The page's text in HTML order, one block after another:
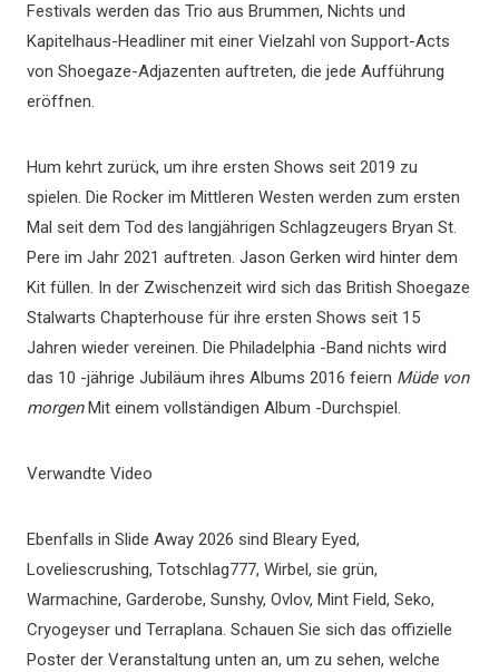
Festivals werden das Trio aus Brummen, Nichts und
Kapitelhaus-Headliner mit einer Vielzahl von Support-Acts
von Shoegaze-Adjazenten auftreten, die jede Aufführung
eröffnen.
Hum kehrt zurück, um ihre ersten Shows seit 2019 zu
spielen. Die Rocker im Mittleren Westen werden zum ersten
Mal seit dem Tod des langjährigen Schlagzeugers Bryan St.
Pere im Jahr 2021 auftreten. Jason Gerken wird hinter dem
Kit füllen. In der Zwischenzeit wird sich das British Shoegaze
Stalwarts Chapterhouse für ihre ersten Shows seit 15
Jahren wieder vereinen. Die Philadelphia -Band nichts wird
das 10 -jährige Jubiläum ihres Albums 2016 feiern Müde von
morgenMit einem vollständigen Album -Durchspiel.
Verwandte Video
Ebenfalls in Slide Away 2026 sind Bleary Eyed,
Loveliescrushing, Totschlag777, Wirbel, sie grün,
Warmachine, Garderobe, Sunshy, Ovlov, Mint Field, Seko,
Cryogeyser und Terraplana. Schauen Sie sich das offizielle
Poster der Veranstaltung unten an, um zu sehen, welche